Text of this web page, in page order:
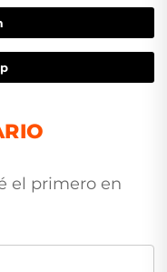
el primero en